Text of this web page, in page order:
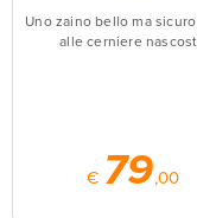
Uno zaino bello ma
alle cerniere
€ 79,00